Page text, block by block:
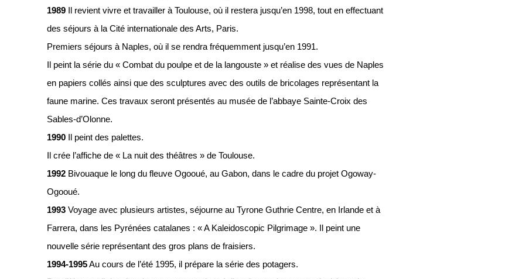
1989 Il revient vivre et travailler à Toulouse, où il restera jusqu’en 1998, tout en effectuant
des séjours à la Cité internationale des Arts, Paris.
Premiers séjours à Naples, où il se rendra fréquemment jusqu’en 1991.
Il peint la série du « Combat du poulpe et de la langouste » et réalise des vues de Naples
en papiers collés ainsi que des sculptures avec des outils de bricolages représentant la
faune marine. Ces travaux seront présentés au musée de l’abbaye Sainte-Croix des
Sables-d’Olonne.
1990 Il peint des palettes.
Il crée l’affiche de « La nuit des théâtres » de Toulouse.
1992 Bivouaque le long du fleuve Ogooué, au Gabon, dans le cadre du projet Ogoway-
Ogooué.
1993 Voyage avec plusieurs artistes, séjourne au Tyrone Guthrie Centre, en Irlande et à
Farrera, dans les Pyrénées catalanes : « A Kaleidoscopic Pilgrimage ». Il peint une
nouvelle série représentant des gros plans de fraisiers.
1994-1995Au cours de l’été 1995, il prépare la série des potagers.